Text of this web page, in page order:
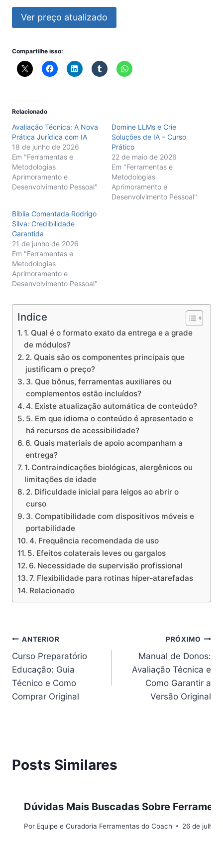
Ver preço atualizado
Compartilhe isso:
Relacionado
Avaliação Técnica: A Nova
Prática Jurídica com IA
18 de junho de 2026
Em "Ferramentas e
Metodologias
Aprimoramento e
Desenvolvimento Pessoal"
Domine LLMs e Crie
Soluções de IA – Curso
Prático
22 de maio de 2026
Em "Ferramentas e
Metodologias
Aprimoramento e
Desenvolvimento Pessoal"
Bíblia Comentada Rodrigo
Silva: Credibilidade
Garantida
21 de junho de 2026
Em "Ferramentas e
Metodologias
Aprimoramento e
Desenvolvimento Pessoal"
Indice
1. Qual é o formato exato da entrega e a grade
de módulos?
2. Quais são os componentes principais que
justificam o preço?
3. Que bônus, ferramentas auxiliares ou
complementos estão incluídos?
4. Existe atualização automática de conteúdo?
5. Em que idioma o conteúdo é apresentado e
há recursos de acessibilidade?
6. Quais materiais de apoio acompanham a
entrega?
1. Contraindicações biológicas, alergênicos ou
limitações de idade
2. Dificuldade inicial para leigos ao abrir o
curso
3. Compatibilidade com dispositivos móveis e
portabilidade
4. Frequência recomendada de uso
5. Efeitos colaterais leves ou gargalos
6. Necessidade de supervisão profissional
7. Flexibilidade para rotinas hiper‑atarefadas
Relacionado
Navegação
de
Post
ANTERIOR
Curso Preparatório
Educação: Guia
Técnico e Como
Comprar Original
PRÓXIMO
Manual de Donos:
Avaliação Técnica e
Como Garantir a
Versão Original
Posts Similares
Dúvidas Mais Buscadas Sobre
Por Equipe e Curadoria Ferramentas do Coach 26 de julho